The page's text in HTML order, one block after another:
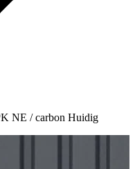
NE / carbon Huidig